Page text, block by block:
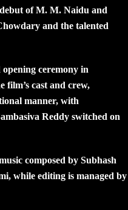
of M. M. Naidu and
and the talented
ceremony in
film’s cast and crew,
manner, with
Reddy switched on
composed by Subhash
while editing is managed by